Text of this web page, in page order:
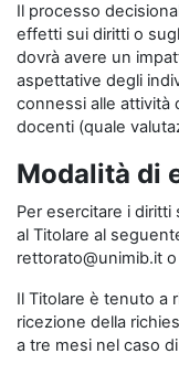
Il processo
effetti sui diritti o
dovrà avere un
aspettative degli
connessi alle attività
docenti (quale
Modalità di
Per esercitare i
al Titolare al
rettorato@unimib.it
Il Titolare è tenuto a
ricezione della
a tre mesi nel caso